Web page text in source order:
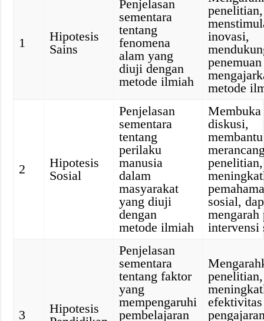
1
Hipotesis
Sains
Penjelasan
sementara
tentang
fenomena
alam yang
diuji dengan
metode ilmiah
penelitian,
inovasi,
metode
2
Hipotesis
Sosial
Penjelasan
sementara
tentang
perilaku
manusia
dalam
masyarakat
yang diuji
dengan
metode ilmiah
Membuka
diskusi,
membantu
penelitian,
sosial,
mengarah
intervensi
3
Hipotesis
Penjelasan
sementara
tentang faktor
yang
mempengaruhi
pembelajaran
penelitian,
efektivitas